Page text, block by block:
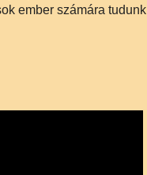
ember számára tudunk